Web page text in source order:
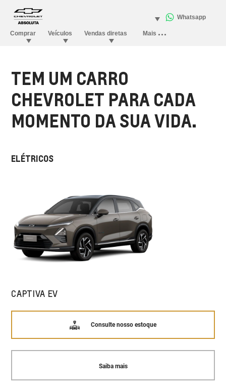
TEM UM CARRO
CHEVROLET PARA CADA
MOMENTO DA SUA VIDA.
ELÉTRICOS
CAPTIVA EV
Consulte nosso estoque
Saiba mais